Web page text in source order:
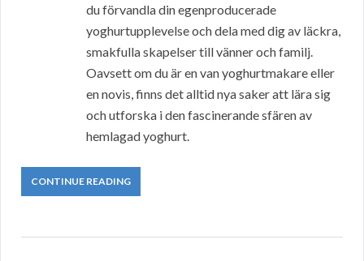
du förvandla din egenproducerade
yoghurtupplevelse och dela med dig av läckra,
smakfulla skapelser till vänner och familj.
Oavsett om du är en van yoghurtmakare eller
en novis, finns det alltid nya saker att lära sig
och utforska i den fascinerande sfären av
hemlagad yoghurt.
CONTINUE READING